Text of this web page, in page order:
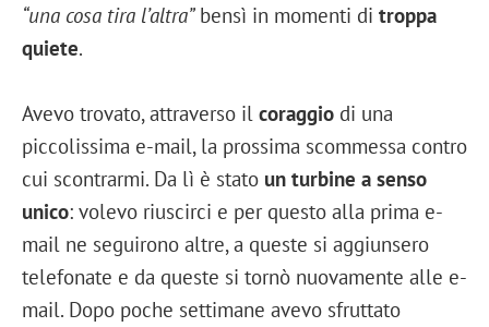
“una cosa tira l’altra”bensì in momenti di troppa
quiete.
Avevo trovato, attraverso il coraggio di una
piccolissima e-mail, la prossima scommessa contro
cui scontrarmi. Da lì è stato un turbine a senso
unico: volevo riuscirci e per questo alla prima e-
mail ne seguirono altre, a queste si aggiunsero
telefonate e da queste si tornò nuovamente alle e-
mail. Dopo poche settimane avevo sfruttato